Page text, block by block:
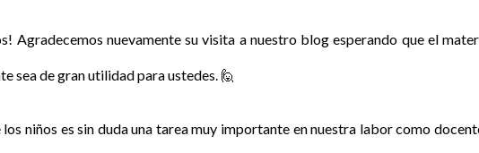
Agradecemos nuevamente su visita a nuestro blog esperando que el
sea de gran utilidad para ustedes. 🙋
niños es sin duda una tarea muy importante en nuestra labor como